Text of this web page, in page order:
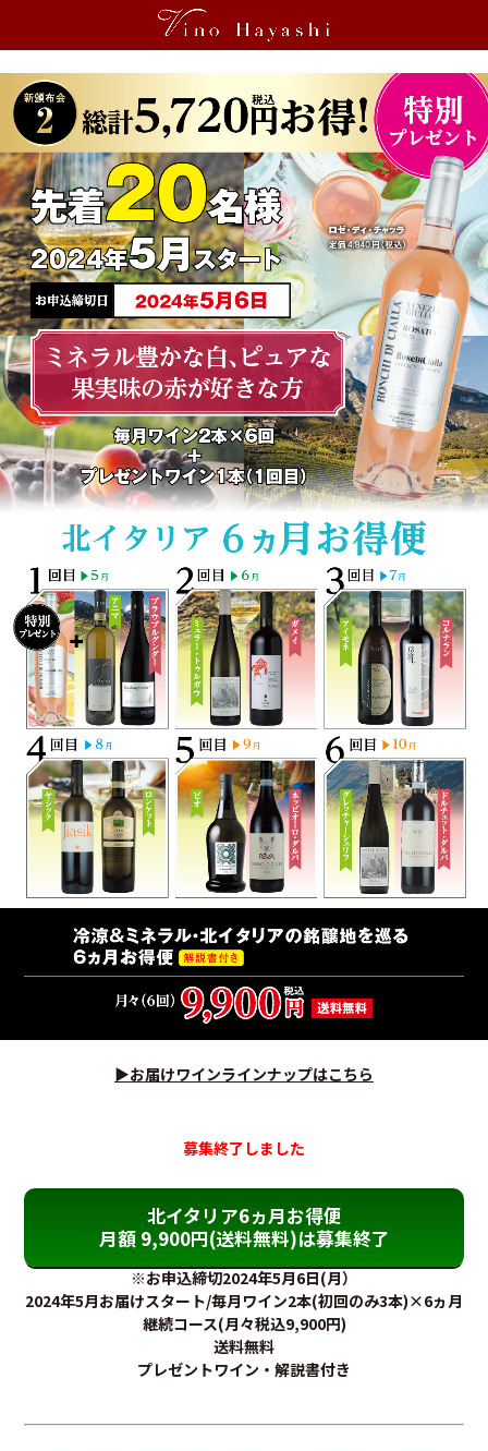
▶︎お届けワインラインナップはこちら
募集終了しました
北イタリア6ヵ月お得便
月額 9,900円(送料無料)は募集終了
※お申込締切2024年5月6日(月）
2024年5月お届けスタート/毎月ワイン2本(初回のみ3本)×6ヵ月
継続コース(月々税込9,900円)
送料無料
プレゼントワイン・解説書付き